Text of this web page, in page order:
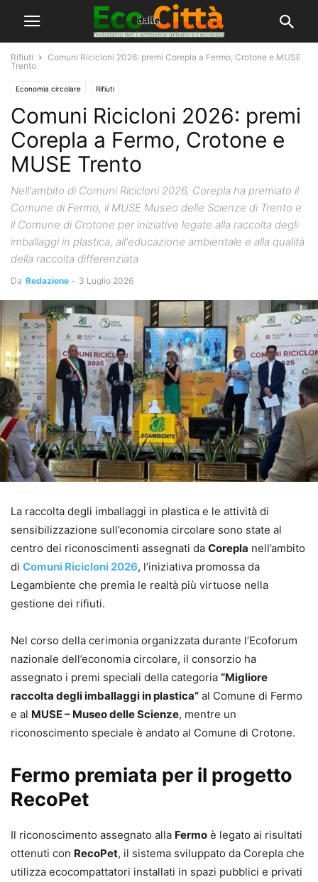
Rifiuti
Comuni Ricicloni 2026: premi Corepla a Fermo, Crotone e MUSE
Trento
Economia circolare Rifiuti
Comuni Ricicloni 2026: premi
Corepla a Fermo, Crotone e
MUSE Trento
Nell'ambito di Comuni Ricicloni 2026, Corepla ha premiato il
Comune di Fermo, il MUSE Museo delle Scienze di Trento e
il Comune di Crotone per iniziative legate alla raccolta degli
imballaggi in plastica, all'educazione ambientale e alla qualità
della raccolta differenziata
Da Redazione - 3 Luglio 2026
La raccolta degli imballaggi in plastica e le attività di
sensibilizzazione sull’economia circolare sono state al
centro dei riconoscimenti assegnati da Corepla nell’ambito
di Comuni Ricicloni 2026, l’iniziativa promossa da
Legambiente che premia le realtà più virtuose nella
gestione dei rifiuti.
Nel corso della cerimonia organizzata durante l’Ecoforum
nazionale dell’economia circolare, il consorzio ha
assegnato i premi speciali della categoria “Migliore
raccolta degli imballaggi in plastica” al Comune di Fermo
e al MUSE – Museo delle Scienze, mentre un
riconoscimento speciale è andato al Comune di Crotone.
Fermo premiata per il progetto
RecoPet
Il riconoscimento assegnato alla Fermo è legato ai risultati
ottenuti con RecoPet, il sistema sviluppato da Corepla che
utilizza ecocompattatori installati in spazi pubblici e privati